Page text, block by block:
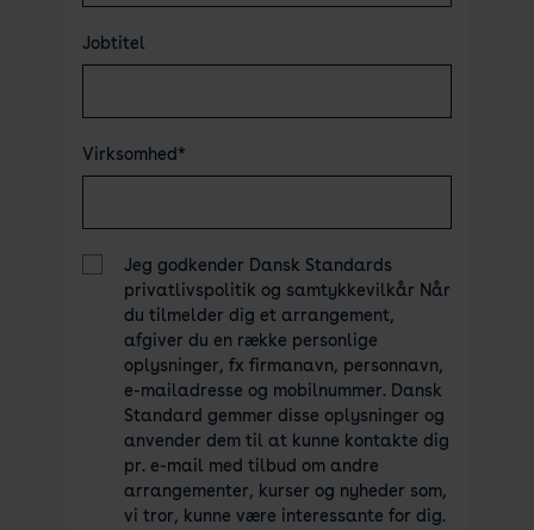
Jobtitel
Virksomhed*
Jeg godkender Dansk Standards
privatlivspolitik og samtykkevilkår Når
du tilmelder dig et arrangement,
afgiver du en række personlige
oplysninger, fx firmanavn, personnavn,
e-mailadresse og mobilnummer. Dansk
Standard gemmer disse oplysninger og
anvender dem til at kunne kontakte dig
pr. e-mail med tilbud om andre
arrangementer, kurser og nyheder som,
vi tror, kunne være interessante for dig.